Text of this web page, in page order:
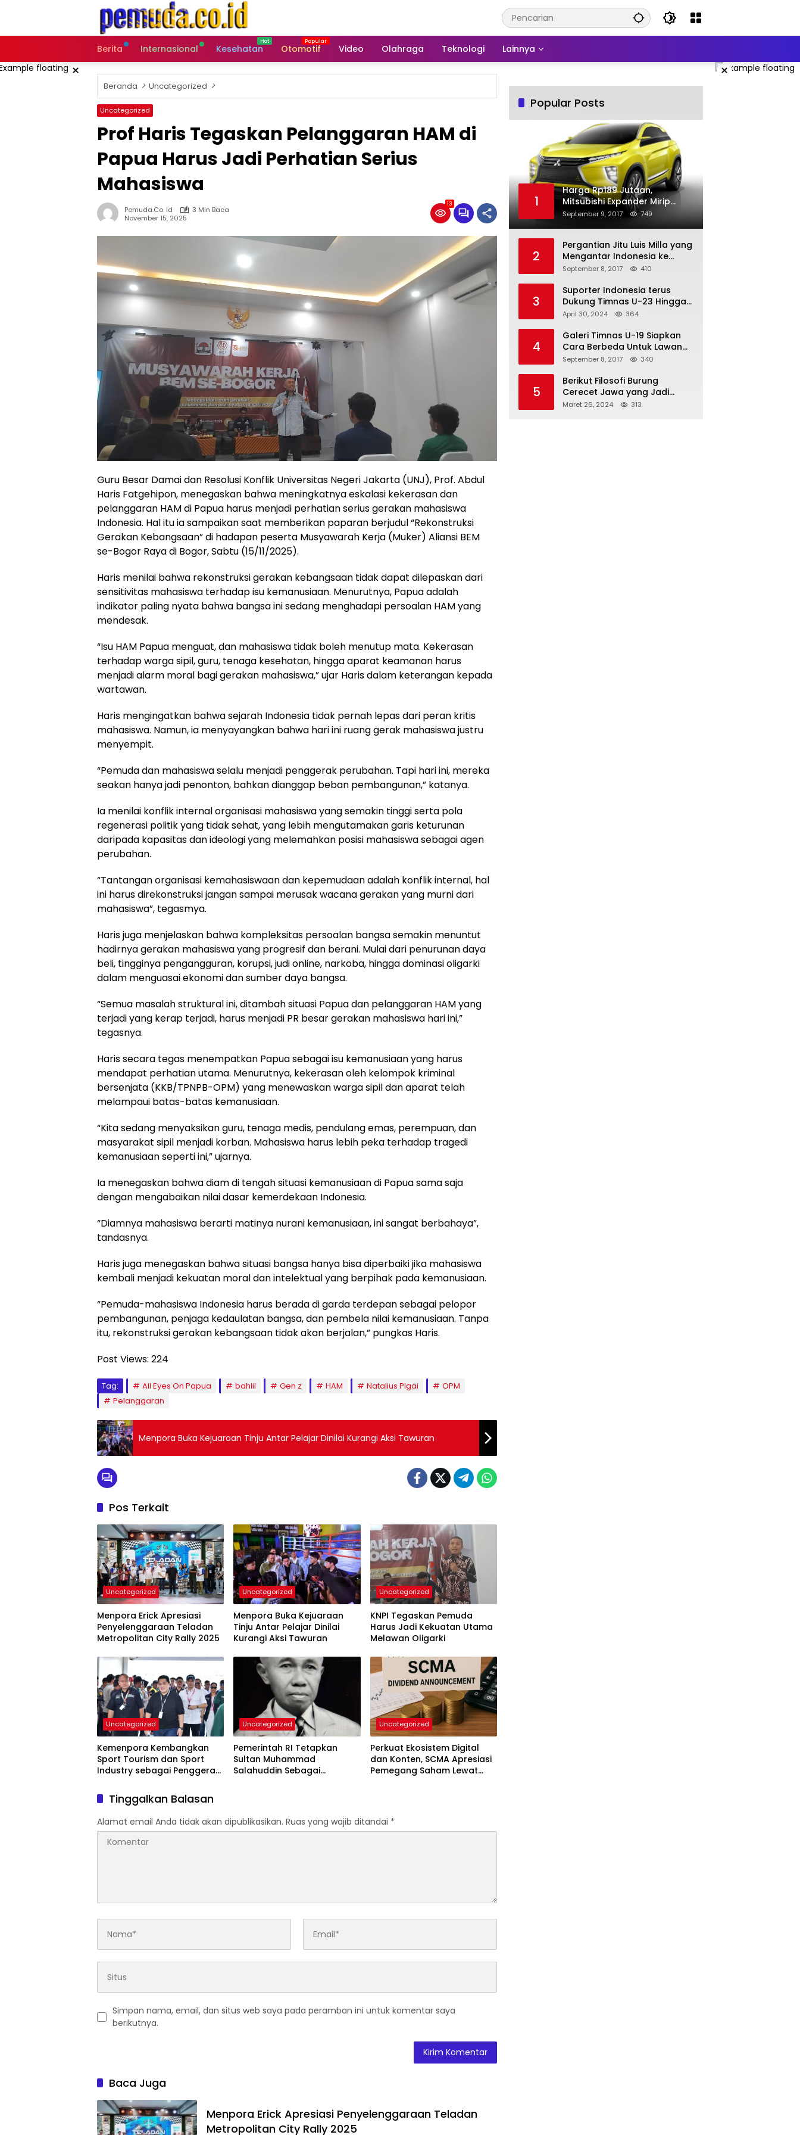
Berita
Internasional Kesehatan Otomotif Video Olahraga Teknologi Lainnya
× ×
Beranda Uncategorized
Uncategorized
Prof Haris Tegaskan Pelanggaran HAM di
Papua Harus Jadi Perhatian Serius
Mahasiswa
Pemuda.co. Id
3 Min Baca
November 15, 2025
13
Guru Besar Damai dan Resolusi Konflik Universitas Negeri Jakarta (UNJ), Prof. Abdul
Haris Fatgehipon, menegaskan bahwa meningkatnya eskalasi kekerasan dan
pelanggaran HAM di Papua harus menjadi perhatian serius gerakan mahasiswa
Indonesia. Hal itu ia sampaikan saat memberikan paparan berjudul “Rekonstruksi
Gerakan Kebangsaan” di hadapan peserta Musyawarah Kerja (Muker) Aliansi BEM
se-Bogor Raya di Bogor, Sabtu (15/11/2025).
Haris menilai bahwa rekonstruksi gerakan kebangsaan tidak dapat dilepaskan dari
sensitivitas mahasiswa terhadap isu kemanusiaan. Menurutnya, Papua adalah
indikator paling nyata bahwa bangsa ini sedang menghadapi persoalan HAM yang
mendesak.
“Isu HAM Papua menguat, dan mahasiswa tidak boleh menutup mata. Kekerasan
terhadap warga sipil, guru, tenaga kesehatan, hingga aparat keamanan harus
menjadi alarm moral bagi gerakan mahasiswa,” ujar Haris dalam keterangan kepada
wartawan.
Haris mengingatkan bahwa sejarah Indonesia tidak pernah lepas dari peran kritis
mahasiswa. Namun, ia menyayangkan bahwa hari ini ruang gerak mahasiswa justru
menyempit.
“Pemuda dan mahasiswa selalu menjadi penggerak perubahan. Tapi hari ini, mereka
seakan hanya jadi penonton, bahkan dianggap beban pembangunan,” katanya.
Ia menilai konflik internal organisasi mahasiswa yang semakin tinggi serta pola
regenerasi politik yang tidak sehat, yang lebih mengutamakan garis keturunan
daripada kapasitas dan ideologi yang melemahkan posisi mahasiswa sebagai agen
perubahan.
“Tantangan organisasi kemahasiswaan dan kepemudaan adalah konflik internal, hal
ini harus direkonstruksi jangan sampai merusak wacana gerakan yang murni dari
mahasiswa”, tegasmya.
Haris juga menjelaskan bahwa kompleksitas persoalan bangsa semakin menuntut
hadirnya gerakan mahasiswa yang progresif dan berani. Mulai dari penurunan daya
beli, tingginya pengangguran, korupsi, judi online, narkoba, hingga dominasi oligarki
dalam menguasai ekonomi dan sumber daya bangsa.
“Semua masalah struktural ini, ditambah situasi Papua dan pelanggaran HAM yang
terjadi yang kerap terjadi, harus menjadi PR besar gerakan mahasiswa hari ini,”
tegasnya.
Haris secara tegas menempatkan Papua sebagai isu kemanusiaan yang harus
mendapat perhatian utama. Menurutnya, kekerasan oleh kelompok kriminal
bersenjata (KKB/TPNPB-OPM) yang menewaskan warga sipil dan aparat telah
melampaui batas-batas kemanusiaan.
“Kita sedang menyaksikan guru, tenaga medis, pendulang emas, perempuan, dan
masyarakat sipil menjadi korban. Mahasiswa harus lebih peka terhadap tragedi
kemanusiaan seperti ini,” ujarnya.
Ia menegaskan bahwa diam di tengah situasi kemanusiaan di Papua sama saja
dengan mengabaikan nilai dasar kemerdekaan Indonesia.
“Diamnya mahasiswa berarti matinya nurani kemanusiaan, ini sangat berbahaya”,
tandasnya.
Haris juga menegaskan bahwa situasi bangsa hanya bisa diperbaiki jika mahasiswa
kembali menjadi kekuatan moral dan intelektual yang berpihak pada kemanusiaan.
“Pemuda-mahasiswa Indonesia harus berada di garda terdepan sebagai pelopor
pembangunan, penjaga kedaulatan bangsa, dan pembela nilai kemanusiaan. Tanpa
itu, rekonstruksi gerakan kebangsaan tidak akan berjalan,” pungkas Haris.
Post Views: 224
Tag: All Eyes On Papua bahlil Gen z HAM Natalius Pigai
OPM
Pelanggaran
Menpora Buka Kejuaraan Tinju Antar Pelajar Dinilai Kurangi Aksi Tawuran
Pos Terkait
Uncategorized
Menpora Erick Apresiasi
Penyelenggaraan Teladan
Metropolitan City Rally 2025
Uncategorized
Menpora Buka Kejuaraan
Tinju Antar Pelajar Dinilai
Kurangi Aksi Tawuran
Uncategorized
KNPI Tegaskan Pemuda
Harus Jadi Kekuatan Utama
Melawan Oligarki
Uncategorized
Kemenpora Kembangkan
Sport Tourism dan Sport
Industry sebagai Penggerak
Uncategorized
Pemerintah RI Tetapkan
Sultan Muhammad
Salahuddin Sebagai
Uncategorized
Perkuat Ekosistem Digital
dan Konten, SCMA Apresiasi
Pemegang Saham Lewat
Tinggalkan Balasan
Alamat email Anda tidak akan dipublikasikan. Ruas yang wajib ditandai *
Simpan nama, email, dan situs web saya pada peramban ini untuk komentar saya
berikutnya.
Baca Juga
Menpora Erick Apresiasi Penyelenggaraan Teladan
Metropolitan City Rally 2025
Popular Posts
1
Harga Rp189 Jutaan,
Mitsubishi Expander Mirip
Pajero Sport
September 9, 2017 749
2
Pergantian Jitu Luis Milla yang
Mengantar Indonesia ke
Semifinal
September 8, 2017 410
3
Suporter Indonesia terus
Dukung Timnas U-23 Hingga
Tembus Olimpiade Paris
April 30, 2024 364
4
Galeri Timnas U-19 Siapkan
Cara Berbeda Untuk Lawan
Vietnam
September 8, 2017 340
5
Berikut Filosofi Burung
Cerecet Jawa yang Jadi
Maskot PBSI Sumedang
Maret 26, 2024 313